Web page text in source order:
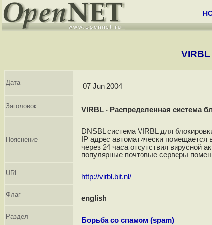
Дата 07 Jun 2004
Заголовок VIRBL - Распределенная система
Пояснение
DNSBL система VIRBL для
IP адрес автоматически помещается
через 24 часа отсутствия вирусной
популярные почтовые серверы
URL http://virbl.bit.nl/
Флаг english
Раздел Борьба со спамом (spam)